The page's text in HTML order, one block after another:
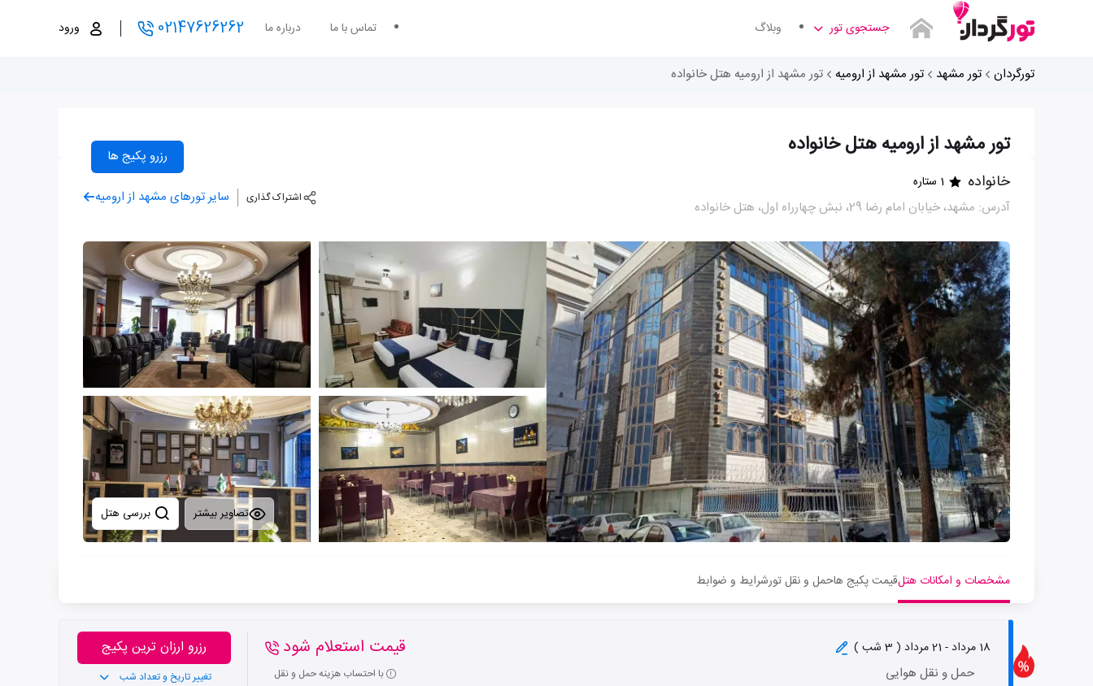
جستجوی تور وبلاگ تماس با ما درباره ما 02147626262 ورود
تورگردان تور مشهد تور مشهد از ارومیه تور مشهد از ارومیه هتل خانواده
تور مشهد از ارومیه هتل خانواده رزرو پکیج ها
خانواده 1 ستاره
آدرس: مشهد، خیابان امام رضا 29، نبش چهارراه اول، هتل خانواده
اشتراک گذاری سایر تورهای مشهد از ارومیه
تصاویر بیشتر
مشخصات و امکانات هتلقیمت پکیج هاحمل و نقل تورشرایط و ضوابط
18 مرداد - 21 مرداد ( 3 شب )
حمل و نقل هوایی
قیمت استعلام شود
با احتساب هزینه حمل و نقل
رزرو ارزان ترین پکیج
تغییر تاریخ و تعداد شب